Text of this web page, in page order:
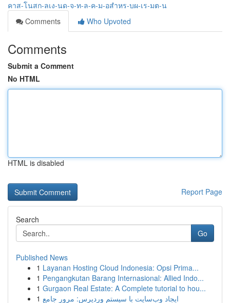
คาส-โนสก-ลเง-นด-จ-ท-ล-ค-ม-อสำหร-บผ-เร-มต-น
Comments
Who Upvoted
Comments
Submit a Comment
No HTML
HTML is disabled
Report Page
Search
Go
Published News
1 Layanan Hosting Cloud Indonesia: Opsi Prima...
1 Pengangkutan Barang Internasional: Allied Indo...
1 Gurgaon Real Estate: A Complete tutorial to hou...
1 ایجاد وب‌سایت با سیستم وردپرس: مرور جامع